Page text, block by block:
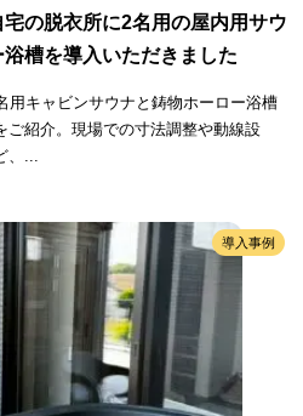
の脱衣所に2名用の屋内用サウ
槽を導入いただきました
用キャビンサウナと鋳物ホーロー浴槽
ご紹介。現場での寸法調整や動線設
、...
導入事例